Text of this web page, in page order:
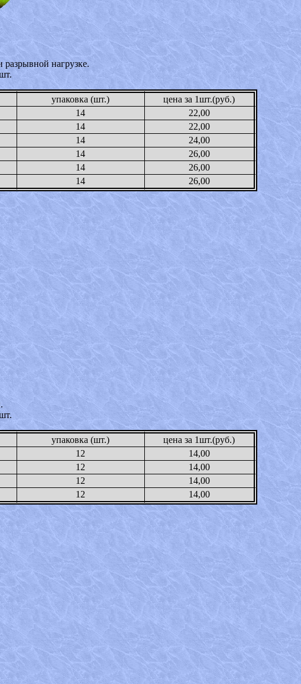
нагрузке.
упаковка (шт.)
цена за 1шт.(руб.)
14
22,00
14
22,00
14
24,00
14
26,00
14
26,00
14 26,00
упаковка (шт.)
цена за 1шт.(руб.)
12
14,00
12
14,00
12
14,00
12 14,00